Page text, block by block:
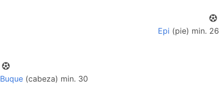
Epi (pie) min. 26
Buque (cabeza) min. 30